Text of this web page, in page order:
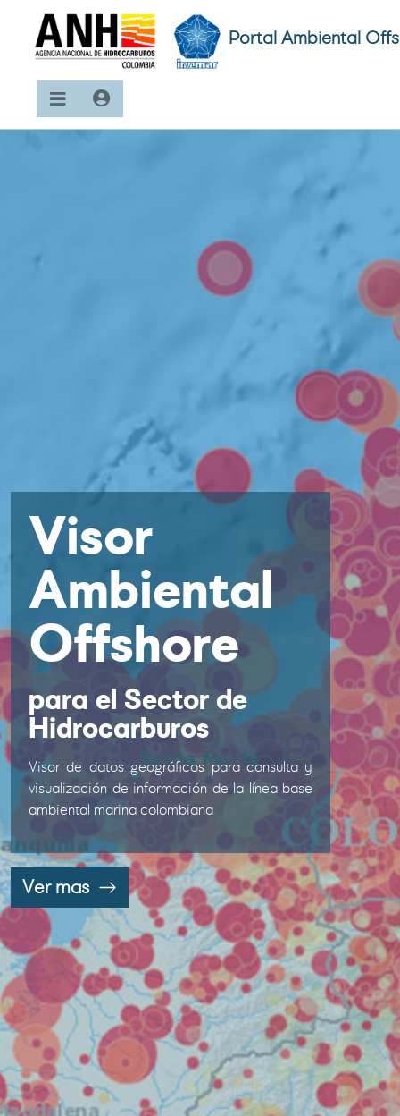
Portal Ambiental
Visor
Ambiental
Offshore
para el Sector de
Hidrocarburos
Visor de datos geográficos para consulta y
visualización de información de la línea base
ambiental marina colombiana
Ver mas